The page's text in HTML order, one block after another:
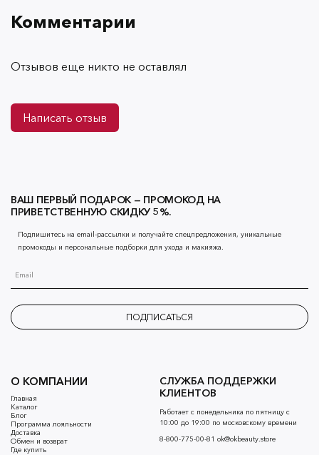
Комментарии
Отзывов еще никто не оставлял
Написать отзыв
О КОМПАНИИ
Главная
Каталог
Блог
Программа лояльности
Доставка
Обмен и возврат
Где купить
СЛУЖБА ПОДДЕРЖКИ
КЛИЕНТОВ
Работает с понедельника по пятницу с
10:00 до 19:00 по московскому времени
8-800-775-00-81 ok@okbeauty.store
ВАШ ПЕРВЫЙ ПОДАРОК — ПРОМОКОД НА
ПРИВЕТСТВЕННУЮ СКИДКУ 5%.
Подпишитесь на email-рассылки и получайте спецпредложения, уникальные
промокоды и персональные подборки для ухода и макияжа.
ПОДПИСАТЬСЯ